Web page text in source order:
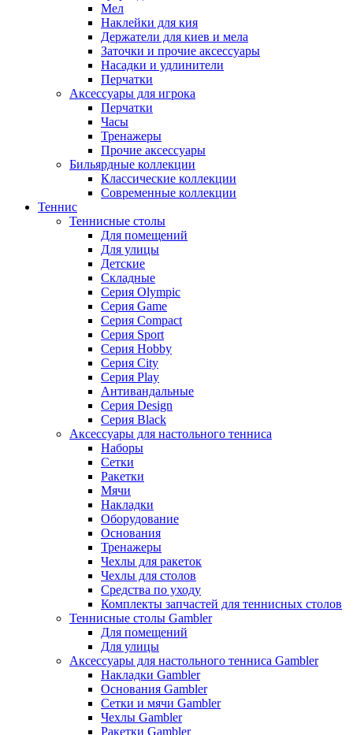
Мел
Наклейки для кия
Держатели для киев и мела
Заточки и прочие аксессуары
Насадки и удлинители
Перчатки
Аксессуары для игрока
Перчатки
Часы
Тренажеры
Прочие аксессуары
Бильярдные коллекции
Классические коллекции
Современные коллекции
Теннис
Теннисные столы
Для помещений
Для улицы
Детские
Складные
Серия Olympic
Серия Game
Серия Compact
Серия Sport
Серия Hobby
Серия City
Серия Play
Антивандальные
Серия Design
Серия Black
Аксессуары для настольного тенниса
Наборы
Сетки
Ракетки
Мячи
Накладки
Оборудование
Основания
Тренажеры
Чехлы для ракеток
Чехлы для столов
Средства по уходу
Комплекты запчастей для теннисных столов
Теннисные столы Gambler
Для помещений
Для улицы
Аксессуары для настольного тенниса Gambler
Накладки Gambler
Основания Gambler
Сетки и мячи Gambler
Чехлы Gambler
Ракетки Gambler